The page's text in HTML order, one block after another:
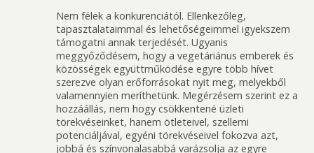
Nem félek a konkurenciától. Ellenkezőleg,
tapasztalataimmal és lehetőségeimmel igyekszem
támogatni annak terjedését. Ugyanis
meggyőződésem, hogy a vegetáriánus emberek és
közösségek együttműködése egyre több hívet
szerezve olyan erőforrásokat nyit meg, melyekből
valamennyien meríthetünk. Megérzésem szerint ez a
hozzáállás, nem hogy csökkentené üzleti
törekvéseinket, hanem ötleteivel, szellemi
potenciáljával, egyéni törekvéseivel fokozva azt,
jobbá és színvonalasabbá varázsolja az egyre